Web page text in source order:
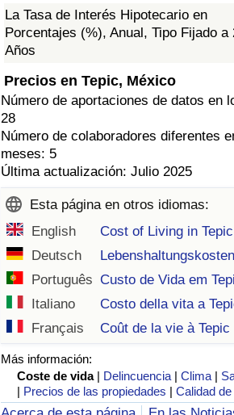
La Tasa de Interés Hipotecario en
Porcentajes (%), Anual, Tipo Fijado a
Años
Precios en Tepic, México
Número de aportaciones de datos en
28
Número de colaboradores diferentes
meses: 5
Última actualización: Julio 2025
Esta página en otros idiomas:
English
Cost of Living in Tepic
Deutsch
Português Custo de Vida em
Italiano
Costo della vita a
Français
Coût de la vie à Tepic
Más información:
Coste de vida | Delincuencia |Clima |
| Precios de las propiedades |Calidad